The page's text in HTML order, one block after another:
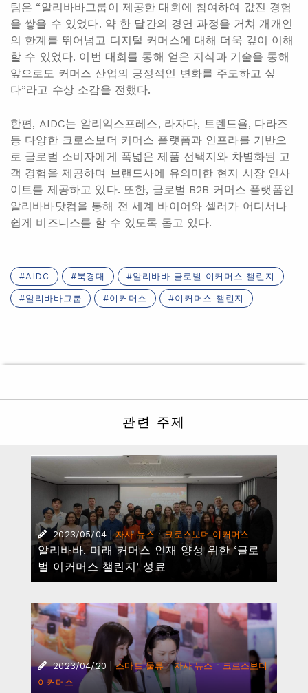
팀은 “알리바바그룹이 제공한 대회에 참여하여 값진 경험
을 쌓을 수 있었다. 약 한 달간의 경연 과정을 거쳐 개개인
의 한계를 뛰어넘고 디지털 커머스에 대해 더욱 깊이 이해
할 수 있었다. 이번 대회를 통해 얻은 지식과 기술을 통해
앞으로도 커머스 산업의 긍정적인 변화를 주도하고 싶
다”라고 수상 소감을 전했다.
한편, AIDC는 알리익스프레스, 라자다, 트렌드욜, 다라즈
등 다양한 크로스보더 커머스 플랫폼과 인프라를 기반으
로 글로벌 소비자에게 폭넓은 제품 선택지와 차별화된 고
객 경험을 제공하며 브랜드사에 유의미한 현지 시장 인사
이트를 제공하고 있다. 또한, 글로벌 B2B 커머스 플랫폼인
알리바바닷컴을 통해 전 세계 바이어와 셀러가 어디서나
쉽게 비즈니스를 할 수 있도록 돕고 있다.
AIDC 북경대 알리바바 글로벌 이커머스 챌린지
알리바바그룹 이커머스 이커머스 챌린지
관련 주제
2023/05/04 | 자사 뉴스 ·크로스보더 이커머스
알리바바, 미래 커머스 인재 양성 위한 ‘글로
벌 이커머스 챌린지’ 성료
2023/04/20 스마트 물류·자사 뉴스·크로스보더
이커머스